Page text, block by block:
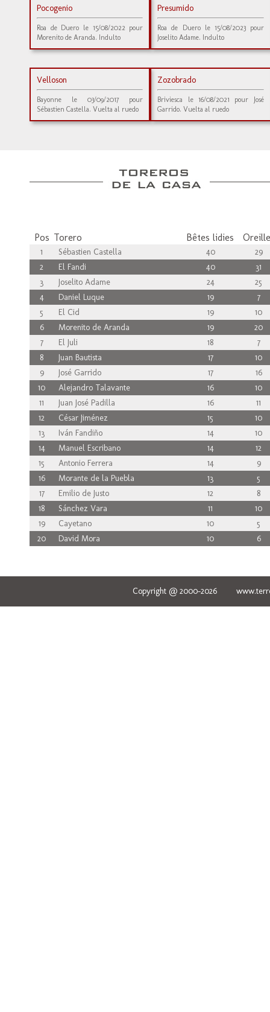
Pocogenio
Roa de Duero le 15/08/2022 pour
Morenito de Aranda. Indulto
Presumido
Roa de Duero le 15/08/2023 pour
Joselito Adame. Indulto
Velloson
Bayonne le 03/09/2017 pour
Sébastien Castella. Vuelta al ruedo
Zozobrado
Briviesca le 16/08/2021 pour José
Garrido. Vuelta al ruedo
Pos Torero Bêtes lidies
1 Sébastien Castella 40
29
2
El Fandi 40
31
3
Joselito Adame 24
25
4
Daniel Luque 19
7
5
El Cid 19
10
6
Morenito de Aranda 19
20
7
El Juli 18
7
8
Juan Bautista 17
10
9
José Garrido 17
16
10
Alejandro Talavante 16
10
11
Juan José Padilla 16
11
12
César Jiménez 15
10
13
Iván Fandiño 14
10
14
Manuel Escribano 14
12
15
Antonio Ferrera 14
9
16
Morante de la Puebla 13
5
17
Emilio de Justo 12
8
18
Sánchez Vara 11
10
19
Cayetano 10
5
20
David Mora 10 6
Copyright @ 2000-2026